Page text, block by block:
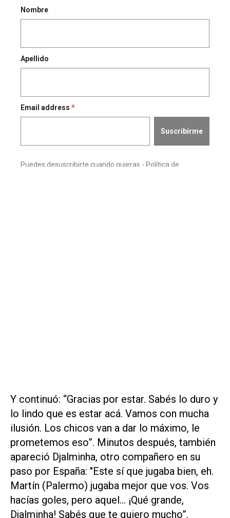
Y continuó: “Gracias por estar. Sabés lo duro y
lo lindo que es estar acá. Vamos con mucha
ilusión. Los chicos van a dar lo máximo, le
prometemos eso”. Minutos después, también
apareció Djalminha, otro compañero en su
paso por España: "Este sí que jugaba bien, eh.
Martín (Palermo) jugaba mejor que vos. Vos
hacías goles, pero aquel... ¡Qué grande,
Djalminha! Sabés que te quiero mucho”.